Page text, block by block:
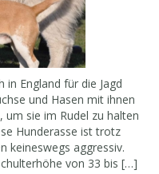
in England für die Jagd
und Hasen mit ihnen
um sie im Rudel zu halten
Hunderasse ist trotz
keineswegs aggressiv.
von 33 bis […]